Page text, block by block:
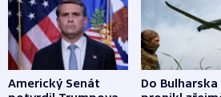
Americký Senát
Do Bulharska